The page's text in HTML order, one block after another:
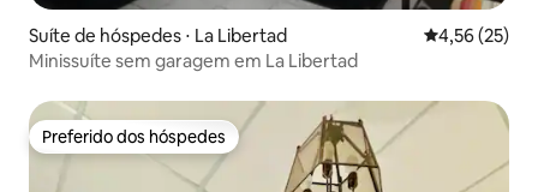
Suíte de hóspedes ⋅ La Libertad 4,56 de uma
4,56 (25)
Minissuíte sem garagem em La Libertad
Preferido dos hóspedes
Preferido dos hóspedes